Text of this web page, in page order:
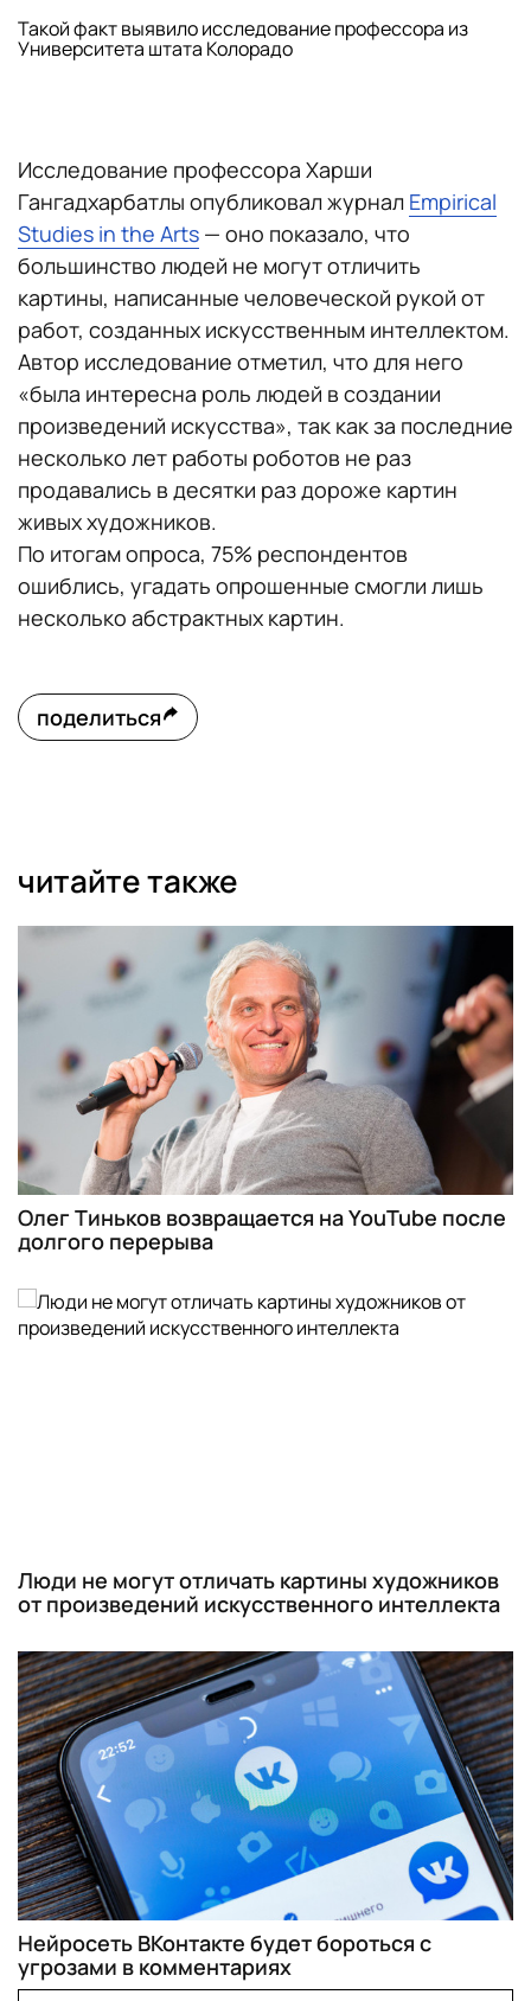
Такой факт выявило исследование профессора из
Университета штата Колорадо
Исследование профессора Харши
Гангадхарбатлы опубликовал журнал Empirical
Studies in the Arts — оно показало, что
большинство людей не могут отличить
картины, написанные человеческой рукой от
работ, созданных искусственным интеллектом.
Автор исследование отметил, что для него
«была интересна роль людей в создании
произведений искусства», так как за последние
несколько лет работы роботов не раз
продавались в десятки раз дороже картин
живых художников.
По итогам опроса, 75% респондентов
ошиблись, угадать опрошенные смогли лишь
несколько абстрактных картин.
поделиться
читайте также
Олег Тиньков возвращается на YouTube после
долгого перерыва
Люди не могут отличать картины художников
от произведений искусственного интеллекта
Нейросеть ВКонтакте будет бороться с
угрозами в комментариях